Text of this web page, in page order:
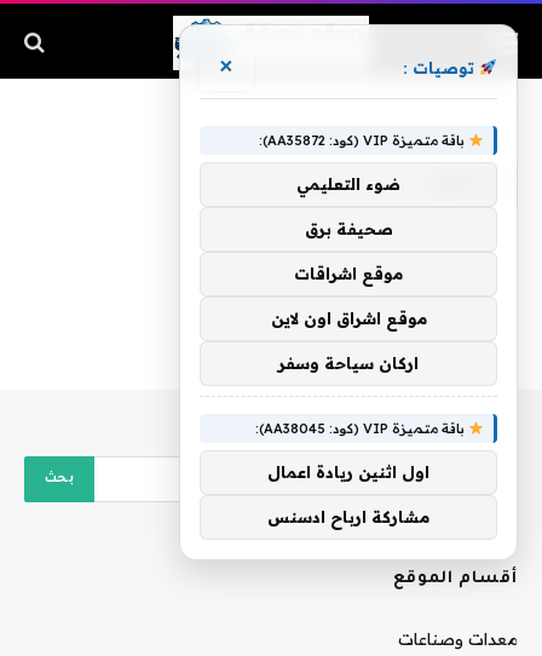
أقسام الموقع
معدات وصناعات
توصيات : ×
باقة متميزة VIP (كود: AA35872):
ضوء التعليمي
صحيفة برق
موقع اشراقات
موقع اشراق اون لاين
اركان سياحة وسفر
باقة متميزة VIP (كود: AA38045):
اول اثنين ريادة اعمال
مشاركة ارباح ادسنس